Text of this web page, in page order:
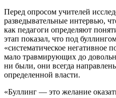
Перед опросом учителей
разведывательные интервью,
как педагоги определяют
этап показал, что под
«систематическое негативное
мало травмирующих до
ни были, они всегда
определенной власти.
«Буллинг — это желание